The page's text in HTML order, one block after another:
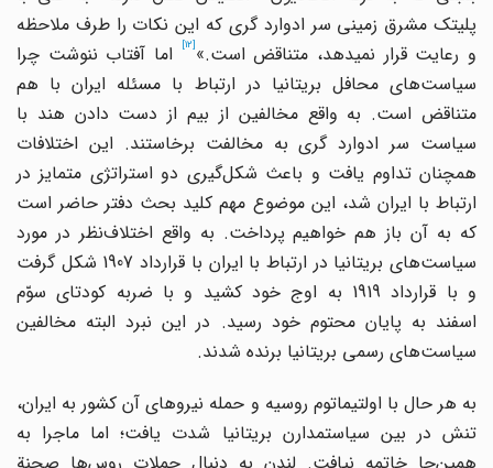
پلیتک مشرق زمینی سر ادوارد گری که این نکات را طرف ملاحظه
و رعایت قرار نمی‎دهد، متناقض است.»
اما آفتاب ننوشت چرا
سیاست‌های محافل بریتانیا در ارتباط با مسئله ایران با هم
متناقض است. به واقع مخالفین از بیم از دست دادن هند با
سیاست سر ادوارد گری به مخالفت برخاستند. این اختلافات
همچنان تداوم یافت و باعث شکل‌گیری دو استراتژی متمایز در
ارتباط با ایران شد، این موضوع مهم کلید بحث دفتر حاضر است
که به آن باز هم خواهیم پرداخت. به واقع اختلاف‌نظر در مورد
سیاست‌های بریتانیا در ارتباط با ایران با قرارداد 1907 شکل گرفت
و با قرارداد 1919 به اوج خود کشید و با ضربه کودتای سوّم
اسفند به پایان محتوم خود رسید. در این نبرد البته مخالفین
سیاست‌های رسمی بریتانیا برنده شدند.
به هر حال با اولتیماتوم روسیه و حمله نیروهای آن کشور به ایران،
تنش در بین سیاستمدارن بریتانیا شدت یافت؛ اما ماجرا به